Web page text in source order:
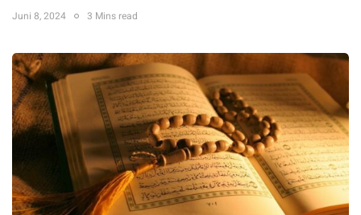
Juni 8, 2024 3 Mins read